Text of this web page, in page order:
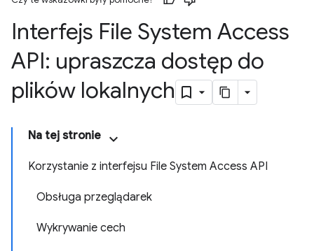
Interfejs File System Access
API: upraszcza dostęp do
plików lokalnych
Na tej stronie
Korzystanie z interfejsu File System Access API
Obsługa przeglądarek
Wykrywanie cech